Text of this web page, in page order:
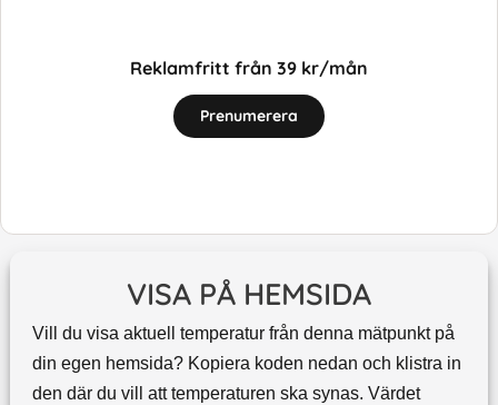
Reklamfritt från 39 kr/mån
Prenumerera
VISA PÅ HEMSIDA
Vill du visa aktuell temperatur från denna mätpunkt på
din egen hemsida? Kopiera koden nedan och klistra in
den där du vill att temperaturen ska synas. Värdet